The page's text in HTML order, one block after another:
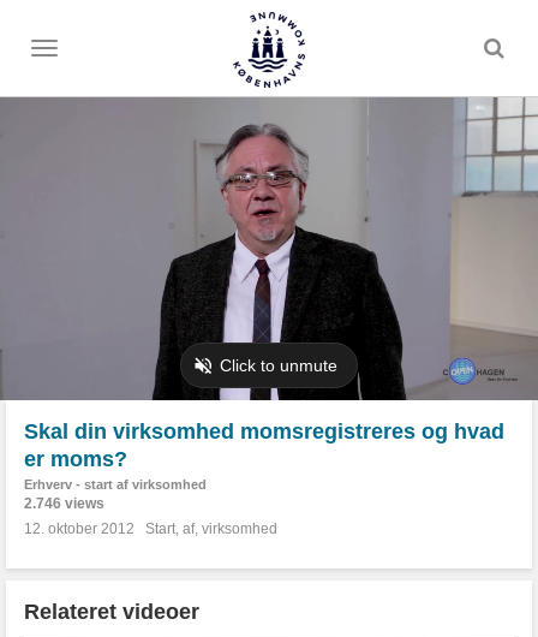
Toggle
Skal din virksomhed momsregistreres og hvad
er moms?
Erhverv - start af virksomhed
2.746 views
12. oktober 2012
Start, af, virksomhed
Relateret videoer